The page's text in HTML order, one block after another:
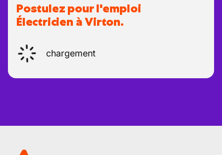
Postulez pour l'emploi
Électricien à Virton.
chargement